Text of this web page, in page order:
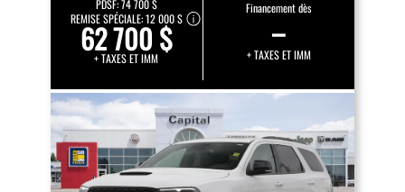
PDSF:74 700 $
REMISE SPÉCIALE:12 000 $
62 700 $
+ TAXES ET IMM
Financement dès
–
+ TAXES ET IMM